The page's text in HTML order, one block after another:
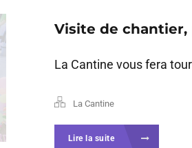
Visite de
La Cantine vous fera
La Cantine
Lire la suite